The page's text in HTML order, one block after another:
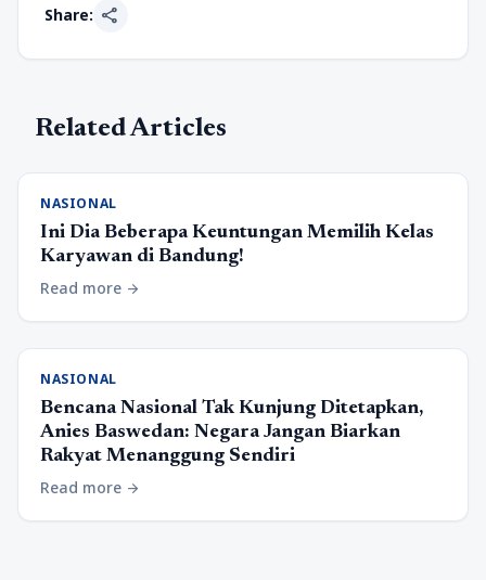
Share: share
Related Articles
NASIONAL
Ini Dia Beberapa Keuntungan Memilih Kelas
Karyawan di Bandung!
Read more arrow_forward
NASIONAL
Bencana Nasional Tak Kunjung Ditetapkan,
Anies Baswedan: Negara Jangan Biarkan
Rakyat Menanggung Sendiri
Read more arrow_forward